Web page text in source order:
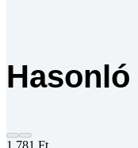
Hasonló
1.781 Ft